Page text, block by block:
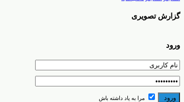
گزارش تصویری
ورود
مرا به یاد داشته باش